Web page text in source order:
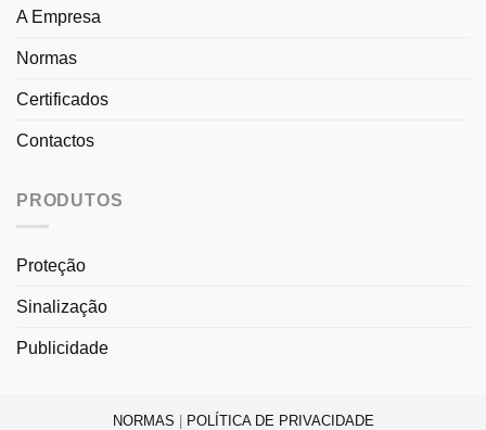
A Empresa
Normas
Certificados
Contactos
PRODUTOS
Proteção
Sinalização
Publicidade
NORMAS POLÍTICA DE PRIVACIDADE